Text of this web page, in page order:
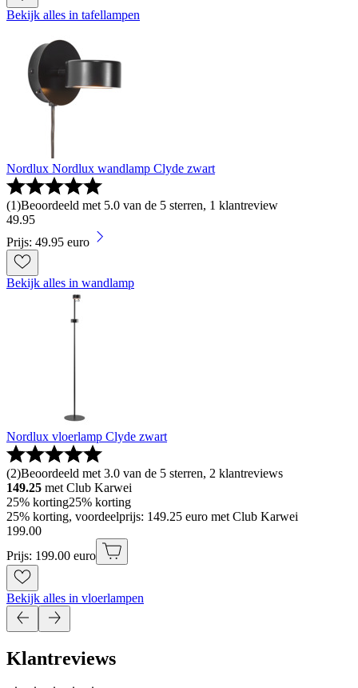
Bekijk alles in tafellampen
Nordlux Nordlux wandlamp Clyde zwart
(1)Beoordeeld met 5.0 van de 5 sterren, 1 klantreview
49.95
Prijs: 49.95 euro
Bekijk alles in wandlamp
Nordlux vloerlamp Clyde zwart
(2)Beoordeeld met 3.0 van de 5 sterren, 2 klantreviews
149.25 met Club Karwei
25% korting25% korting
25% korting, voordeelprijs: 149.25 euro met Club Karwei
199.00
Prijs: 199.00 euro
Bekijk alles in vloerlampen
Klantreviews